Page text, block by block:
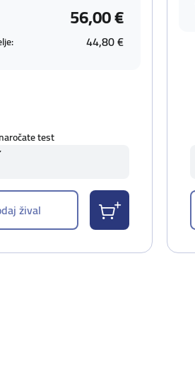
56,00 €
44,80 €
test
žival